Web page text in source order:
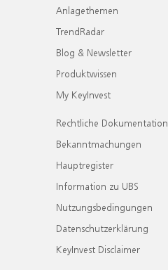
Anlagethemen
TrendRadar
Blog & Newsletter
Produktwissen
My KeyInvest
Rechtliche Dokumentation
Bekanntmachungen
Hauptregister
Information zu UBS
Nutzungsbedingungen
Datenschutzerklärung
KeyInvest Disclaimer